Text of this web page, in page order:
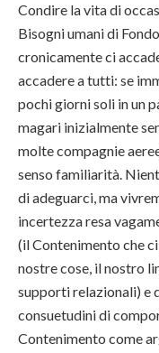
Condire la vita di
Bisogni umani di
cronicamente ci
accadere a tutti: se
pochi giorni soli in un
magari inizialmente
molte compagnie
senso familiarità.
di adeguarci, ma
incertezza resa
(il Contenimento che
nostre cose, il nostro
supporti relazionali) e
consuetudini di
Contenimento come